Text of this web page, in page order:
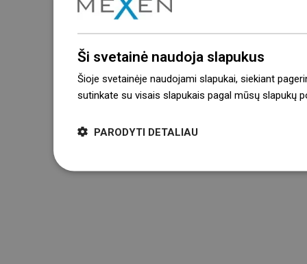
Ši svetainė naudoja slapukus
Šioje svetainėje naudojami slapukai, siekiant
sutinkate su visais slapukais pagal mūsų slapukų
PARODYTI DETALIAU